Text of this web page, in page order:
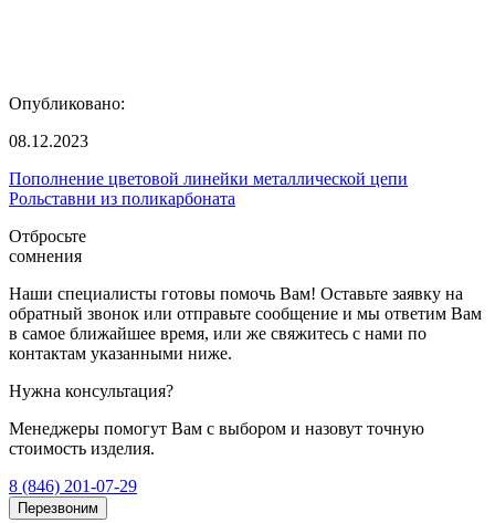
Опубликовано:
08.12.2023
Пополнение цветовой линейки металлической цепи
Рольставни из поликарбоната
Отбросьте
сомнения
Наши специалисты готовы помочь Вам! Оставьте заявку на
обратный звонок или отправьте сообщение и мы ответим Вам
в самое ближайшее время, или же свяжитесь с нами по
контактам указанными ниже.
Нужна консультация?
Менеджеры помогут Вам с выбором и назовут точную
стоимость изделия.
8 (846) 201-07-29
Перезвоним